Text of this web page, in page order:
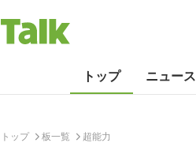
トップ ニュース
トップ 板一覧 超能力